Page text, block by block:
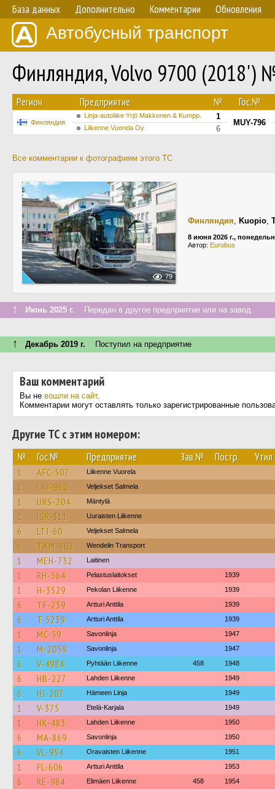
База данных Дополнительно Комментарии Обновления
Автобусный транспорт
Финляндия, Volvo 9700 (2018')
Регион Предприятие № Гос.№
Финляндия
Linja-autoliike Yrjö Makkonen & Kumpp. 1
MUY-796
Liikenne Vuorela Oy 6
Все комментарии к фотографиям этого ТС
79
Финляндия, Kuopio,
8 июня 2026 г.,
Автор: Eurobus
↑ Июнь 2025 г. Передан в другое предприятие или на завод
↑ Декабрь 2019 г. Поступил на предприятие
Ваш комментарий
Вы не вошли на сайт.
Комментарии могут оставлять только зарегистрированные
Другие ТС с этим номером:
№ Гос.№ Предприятие Зав.№ Постр. Утил.
1 AFC-507 Liikenne Vuorela
1 LAJ-960 Veljekset Salmela
1 URS-204 Mäntylä
1 IGR-311 Uuraisten Liikenne
6 LTJ-60 Veljekset Salmela
6 TXM-802 Wendelin Transport
1 MEH-732 Laitinen
1 RH-564 Pelastuslaitokset 1939
1 H-3529 Pekolan Liikenne 1939
6 TF-239 Artturi Anttila 1939
6 T-5239 Artturi Anttila 1939
1 MC-59 Savonlinja 1947
1 M-2059 Savonlinja 1947
6 V-4984 Pyhtään Liikenne 458 1948
6 HB-227 Lahden Liikenne 1949
6 HJ-207 Hämeen Linja 1949
1 V-375 Etelä-Karjala 1949
1 HK-483 Lahden Liikenne 1950
6 MA-869 Savonlinja 1950
6 VL-954 Oravaisten Liikenne 1951
1 FL-606 Artturi Anttila 1953
6 RE-984 Elimäen Liikenne 458 1954